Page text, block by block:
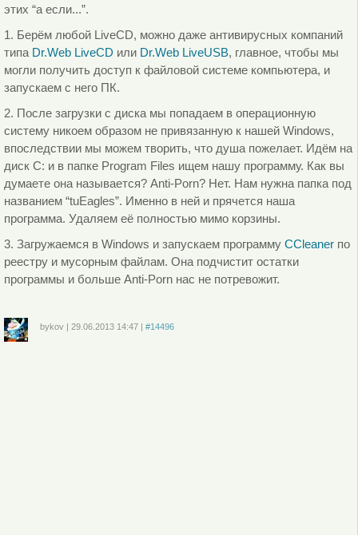
этих “а если...”.
1. Берём любой LiveCD, можно даже антивирусных компаний
типа Dr.Web LiveCD или Dr.Web LiveUSB, главное, чтобы мы
могли получить доступ к файловой системе компьютера, и
запускаем с него ПК.
2. После загрузки с диска мы попадаем в операционную
систему никоем образом не привязанную к нашей Windows,
впоследствии мы можем творить, что душа пожелает. Идём на
диск С: и в папке Program Files ищем нашу программу. Как вы
думаете она называется? Anti-Porn? Нет. Нам нужна папка под
названием “tuEagles”. Именно в ней и прячется наша
программа. Удаляем её полностью мимо корзины.
3. Загружаемся в Windows и запускаем программу CCleanerпо
реестру и мусорным файлам. Она подчистит остатки
программы и больше Anti-Porn нас не потревожит.
bykov| 29.06.2013 14:47| #14496